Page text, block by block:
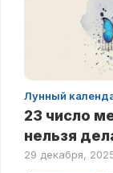
Лунный
23 число
нельзя
29 декабря,